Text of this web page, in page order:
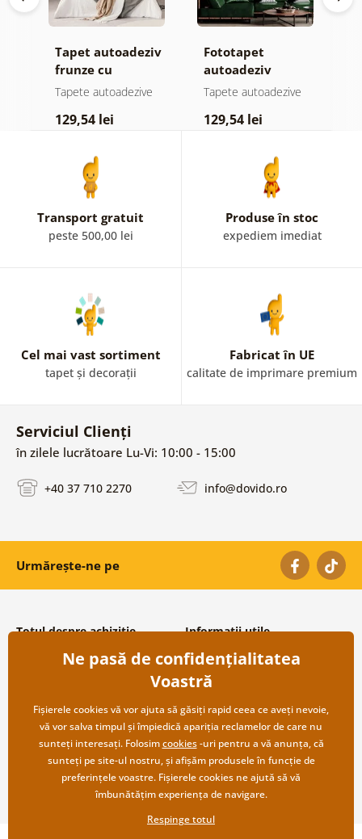
Tapet autoadeziv
frunze cu
atingere
Tapete autoadezive
129,54 lei
Fototapet
autoadeziv
pădure în ceață
Tapete autoadezive
129,54 lei
Transport gratuit
peste 500,00 lei
Produse în stoc
expediem imediat
Cel mai vast sortiment
tapet și decorații
Fabricat în UE
calitate de imprimare premium
Serviciul Clienți
în zilele lucrătoare Lu-Vi: 10:00 - 15:00
+40 37 710 2270 info@dovido.ro
Urmărește-ne pe
Totul despre achiziție
Condiții și termeni generali
Protecția datelor personale
Transport și modalități de plată
Returnare
Informații utile
Despre noi
Întrebări frecvente
Contacte
Cooperare angro
Ne pasă de confidențialitatea
Voastră
Fișierele cookies vă vor ajuta să găsiți rapid ceea ce aveți nevoie,
vă vor salva timpul și împiedică apariția reclamelor de care nu
sunteți interesați. Folosimcookies-uri pentru a vă anunța, că
sunteți pe site-ul nostru, și afișăm produsele în funcție de
preferințele voastre. Fișierele cookies ne ajută să vă
îmbunătățim experiența de navigare.
Respinge totul